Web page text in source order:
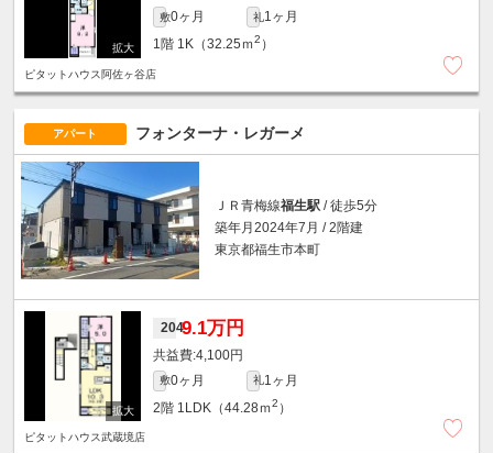
敷0ヶ月 礼1ヶ月
1階 1K（32.25ｍ2 ）
ピタットハウス阿佐ヶ谷店
アパート フォンターナ・レガーメ
ＪＲ青梅線福生駅 / 徒歩5分
築年月2024年7月 / 2階建
東京都福生市本町
2049.1万円
4,100円
敷0ヶ月 礼1ヶ月
2階 1LDK（44.28ｍ2 ）
ピタットハウス武蔵境店